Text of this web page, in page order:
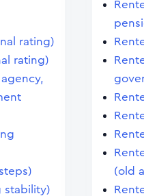
rating)
rating)
stability)
(old